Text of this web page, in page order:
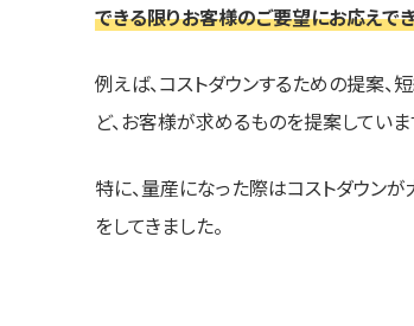
できる限りお客様のご要望にお応えで
例えば、コストダウンするための提案
ど、お客様が求めるものを提案していま
特に、量産になった際はコストダウン
をしてきました。